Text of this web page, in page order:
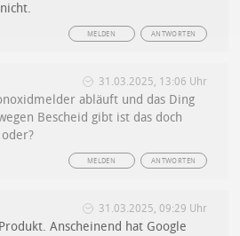
ANTWORTEN
MELDEN
31.03.2025, 13:06 Uhr
abläuft und das Ding
Bescheid gibt ist das doch
ANTWORTEN
MELDEN
31.03.2025, 09:29 Uhr
Anscheinend hat Google